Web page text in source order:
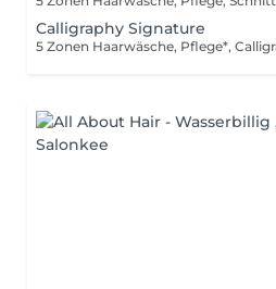
Calligraphy Signature